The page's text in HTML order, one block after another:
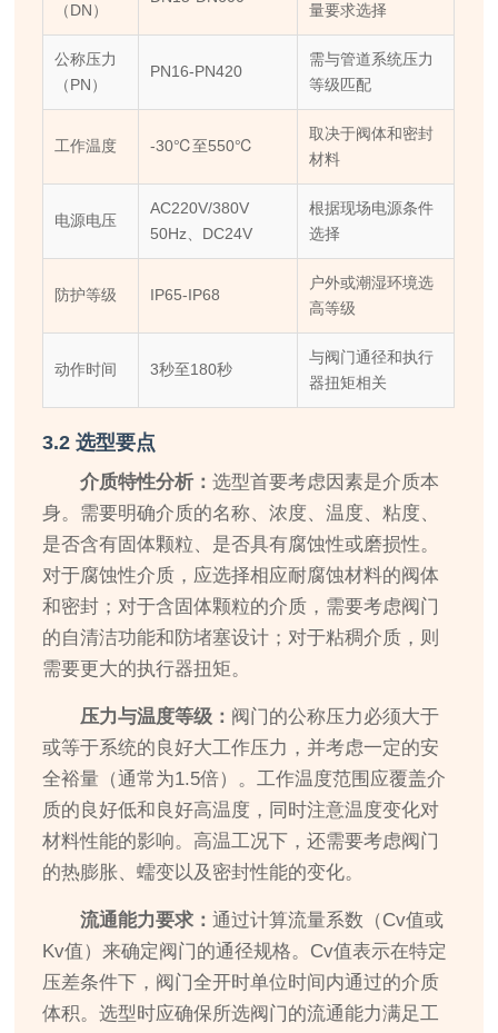
（DN） 量要求选择
公称压力
（PN）
PN16-PN420
需与管道系统压力
等级匹配
工作温度 -30℃至550℃
取决于阀体和密封
材料
电源电压
AC220V/380V
50Hz、DC24V
根据现场电源条件
选择
防护等级 IP65-IP68
户外或潮湿环境选
高等级
动作时间 3秒至180秒
与阀门通径和执行
器扭矩相关
3.2 选型要点
介质特性分析：选型首要考虑因素是介质本
身。需要明确介质的名称、浓度、温度、粘度、
是否含有固体颗粒、是否具有腐蚀性或磨损性。
对于腐蚀性介质，应选择相应耐腐蚀材料的阀体
和密封；对于含固体颗粒的介质，需要考虑阀门
的自清洁功能和防堵塞设计；对于粘稠介质，则
需要更大的执行器扭矩。
压力与温度等级： 阀门的公称压力必须大于
或等于系统的良好大工作压力，并考虑一定的安
全裕量（通常为1.5倍）。工作温度范围应覆盖介
质的良好低和良好高温度，同时注意温度变化对
材料性能的影响。高温工况下，还需要考虑阀门
的热膨胀、蠕变以及密封性能的变化。
流通能力要求：通过计算流量系数（Cv值或
Kv值）来确定阀门的通径规格。Cv值表示在特定
压差条件下，阀门全开时单位时间内通过的介质
体积。选型时应确保所选阀门的流通能力满足工